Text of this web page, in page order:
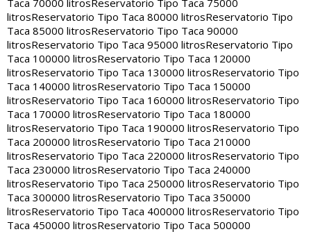
Taca 70000 litros Reservatorio Tipo Taca 75000
litrosReservatorio Tipo Taca 80000 litrosReservatorio Tipo
Taca 85000 litrosReservatorio Tipo Taca 90000
litrosReservatorio Tipo Taca 95000 litrosReservatorio Tipo
Taca 100000 litrosReservatorio Tipo Taca 120000
litrosReservatorio Tipo Taca 130000 litrosReservatorio Tipo
Taca 140000 litrosReservatorio Tipo Taca 150000
litrosReservatorio Tipo Taca 160000 litrosReservatorio Tipo
Taca 170000 litrosReservatorio Tipo Taca 180000
litrosReservatorio Tipo Taca 190000 litrosReservatorio Tipo
Taca 200000 litrosReservatorio Tipo Taca 210000
litrosReservatorio Tipo Taca 220000 litrosReservatorio Tipo
Taca 230000 litrosReservatorio Tipo Taca 240000
litrosReservatorio Tipo Taca 250000 litrosReservatorio Tipo
Taca 300000 litrosReservatorio Tipo Taca 350000
litrosReservatorio Tipo Taca 400000 litrosReservatorio Tipo
Taca 450000 litrosReservatorio Tipo Taca 500000